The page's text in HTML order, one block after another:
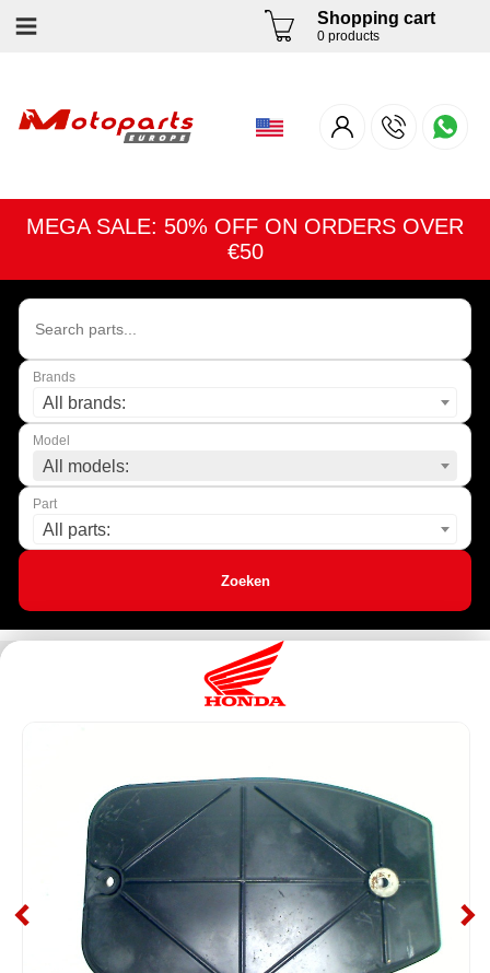
Shopping cart
0 products
MEGA SALE: 50% OFF ON ORDERS OVER
€50
Brands
All brands:
Model
All models:
Part
All parts:
Zoeken